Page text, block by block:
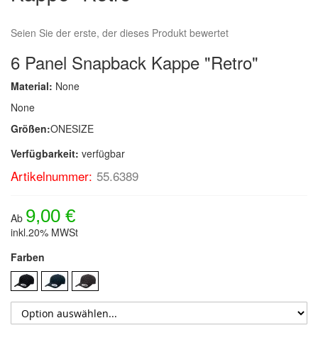
Seien Sie der erste, der dieses Produkt bewertet
6 Panel Snapback Kappe "Retro"
Material: None
None
Größen:ONESIZE
Verfügbarkeit: verfügbar
Artikelnummer: 55.6389
Ab 9,00 €
inkl.20% MWSt
Farben